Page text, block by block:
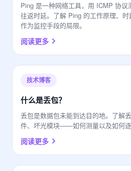
Ping 是一种网络工具，用 ICMP 协议
往返时延。了解 Ping 的工作原理、
作为监控手段的局限。
阅读更多
技术博客
什么是丢包？
丢包是数据包未能到达目的地。了
件、坏光模块——如何测量以及如何逐
阅读更多